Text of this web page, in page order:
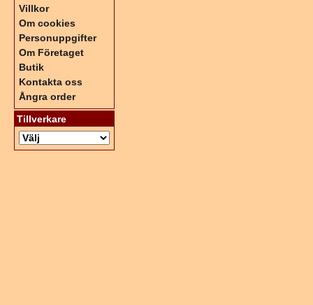
Villkor
Om cookies
Personuppgifter
Om Företaget
Butik
Kontakta oss
Ångra order
Tillverkare